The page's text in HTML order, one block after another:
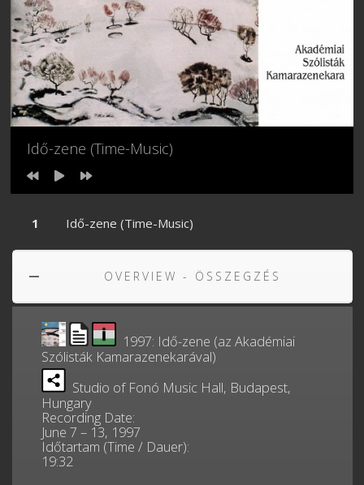
Idő-zene (Time-Music)
Idő-zene (Time-Music)
OVERVIEW - ÖSSZEGZÉS
1997: Idő-zene (az Akadémiai
Szólisták Kamarazenekarával)
Studio of Fonó Music Hall, Budapest,
Hungary
Recording Date:
June 7 – 13, 1997
Időtartam (Time / Dauer):
19:32